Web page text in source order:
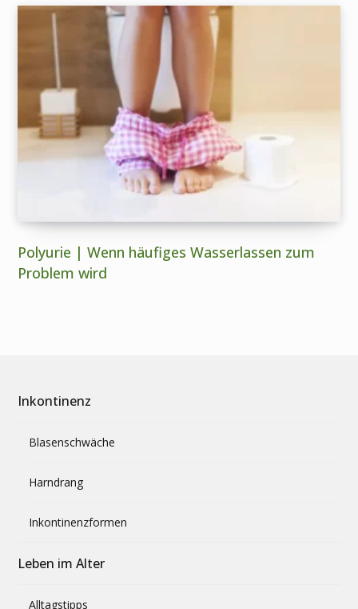
Polyurie | Wenn häufiges Wasserlassen zum
Problem wird
Inkontinenz
Blasenschwäche
Harndrang
Inkontinenzformen
Leben im Alter
Alltagstipps